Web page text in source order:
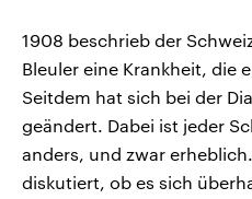
1908 beschrieb der
Bleuler eine Krankheit, die
Seitdem hat sich bei der
geändert. Dabei ist jeder
anders, und zwar
diskutiert, ob es sich